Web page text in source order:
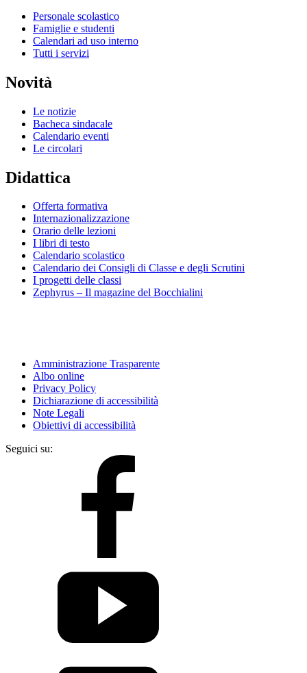
Personale scolastico
Famiglie e studenti
Calendari ad uso interno
Tutti i servizi
Novità
Le notizie
Bacheca sindacale
Calendario eventi
Le circolari
Didattica
Offerta formativa
Internazionalizzazione
Orario delle lezioni
I libri di testo
Calendario scolastico
Calendario dei Consigli di Classe e degli Scrutini
I progetti delle classi
Zephyrus – Il magazine del Bocchialini
Amministrazione Trasparente
Albo online
Privacy Policy
Dichiarazione di accessibilità
Note Legali
Obiettivi di accessibilità
Seguici su: